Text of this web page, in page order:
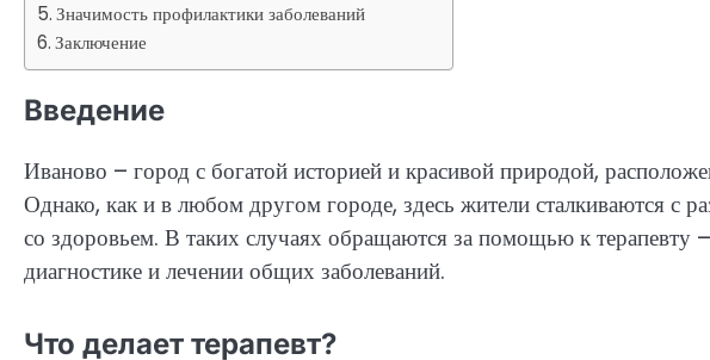
Значимость профилактики заболеваний
Заключение
Введение
Иваново – город с богатой историей и красивой природой,
Однако, как и в любом другом городе, здесь жители сталкиваются с
со здоровьем. В таких случаях обращаются за помощью к терапевту
диагностике и лечении общих заболеваний.
Что делает терапевт?